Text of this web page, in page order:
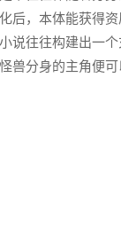
后，本体能获得资
说往往构建出一
兽分身的主角便可